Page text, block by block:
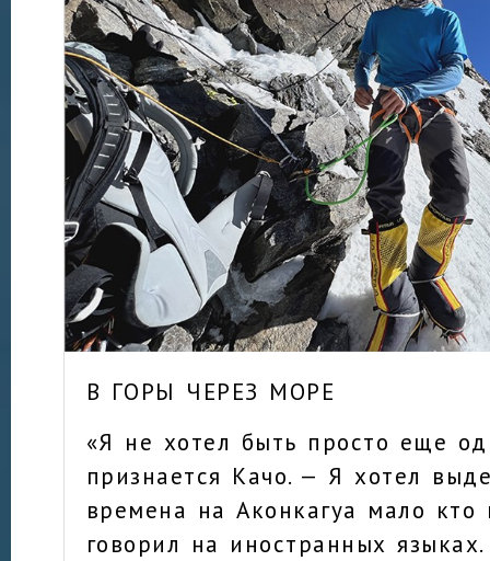
В ГОРЫ ЧЕРЕЗ МОРЕ
«Я не хотел быть просто еще
признается Качо. — Я хотел
времена на Аконкагуа мало кто
говорил на иностранных